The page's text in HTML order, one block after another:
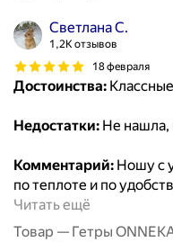
Светлана С.
1,2K отзывов
18 февраля
Достоинства:
Недостатки: Не нашла,
Комментарий: Ношу с
по теплоте и по
Читать ещё
Товар — Гетры